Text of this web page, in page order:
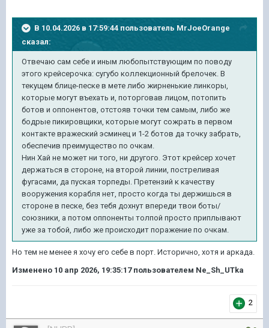
В 10.04.2026 в 17:59:44 пользователь MrJoeOrange
сказал:
Отвечаю сам себе и иным любопытствующим по поводу
этого крейсерочка: сугубо коллекционный брелочек. В
текущем блице-песке в мете либо жирненькие линкоры,
которые могут въехать и, поторговав лицом, потопить
ботов и оппонентов, отстояв точки тем самым, либо же
бодрые пикировщики, которые могут сожрать в первом
контакте вражеский эсминец и 1-2 ботов да точку забрать,
обеспечив преимущество по очкам.
Нин Хай не может ни того, ни другого. Этот крейсер хочет
держаться в стороне, на второй линии, постреливая
фугасами, да пуская торпеды. Претензий к качеству
вооружения корабля нет, просто когда ты держишься в
стороне в песке, без тебя дохнут впереди твои боты/
союзники, а потом оппоненты толпой просто приплывают
уже за тобой, либо же происходит поражение по очкам.
Но тем не менее я хочу его себе в порт. Исторично, хотя и аркада.
Изменено 10 апр 2026, 19:35:17пользователем Ne_Sh_UTka
2